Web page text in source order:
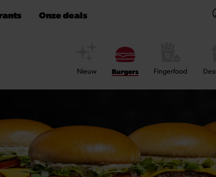
Onze deals
Nieuw Burgers Fingerfood